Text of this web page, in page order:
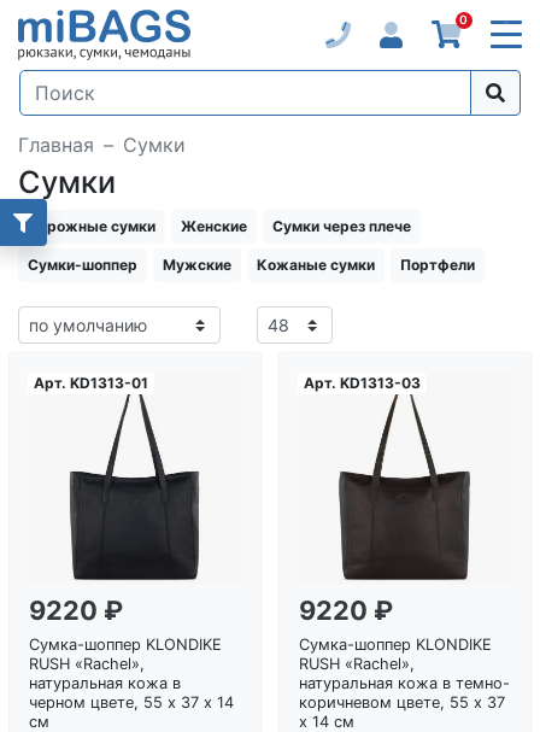
0
Главная Сумки
Сумки
Дорожные сумки Женские Сумки через плече
Сумки-шоппер Мужские Кожаные сумки Портфели
Арт. KD1313-01
Загрузка...
9220 ₽
Сумка-шоппер KLONDIKE
RUSH «Rachel»,
натуральная кожа в
черном цвете, 55 х 37 х 14
см
Арт. KD1313-03
Загрузка...
9220 ₽
Сумка-шоппер KLONDIKE
RUSH «Rachel»,
натуральная кожа в темно-
коричневом цвете, 55 х 37
х 14 см